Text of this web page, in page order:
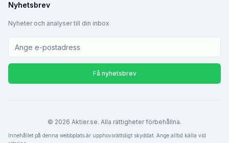
Nyhetsbrev
Nyheter och analyser till din inbox
Få nyhetsbrev
© 2026 Aktier.se. Alla rättigheter förbehållna.
Innehållet på denna webbplats är upphovsrättsligt skyddat. Ange alltid källa vid